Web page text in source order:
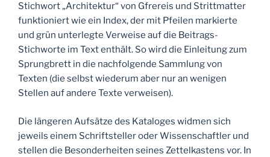
Stichwort „Architektur“ von Gfrereis und Strittmatter
funktioniert wie ein Index, der mit Pfeilen markierte
und grün unterlegte Verweise auf die Beitrags-
Stichworte im Text enthält. So wird die Einleitung zum
Sprungbrett in die nachfolgende Sammlung von
Texten (die selbst wiederum aber nur an wenigen
Stellen auf andere Texte verweisen).
Die längeren Aufsätze des Kataloges widmen sich
jeweils einem Schriftsteller oder Wissenschaftler und
stellen die Besonderheiten seines Zettelkastens vor. In